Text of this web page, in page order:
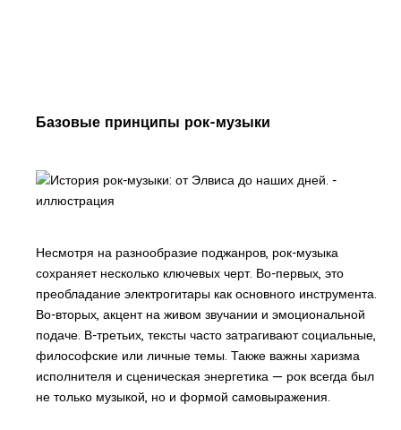
Базовые принципы рок-музыки
Несмотря на разнообразие поджанров, рок-музыка
сохраняет несколько ключевых черт. Во-первых, это
преобладание электрогитары как основного инструмента.
Во-вторых, акцент на живом звучании и эмоциональной
подаче. В-третьих, тексты часто затрагивают социальные,
философские или личные темы. Также важны харизма
исполнителя и сценическая энергетика — рок всегда был
не только музыкой, но и формой самовыражения.